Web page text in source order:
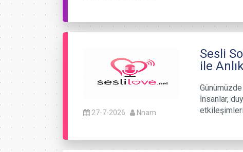
27-7-2026 Nnam
Sesli
ile
İnsanlar,